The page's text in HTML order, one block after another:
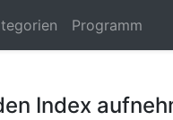
Programm
Index